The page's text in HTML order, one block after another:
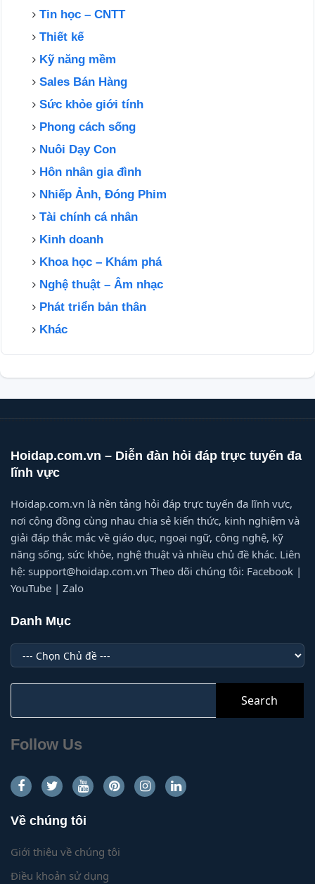
Tin học – CNTT
Thiết kế
Kỹ năng mềm
Sales Bán Hàng
Sức khỏe giới tính
Phong cách sống
Nuôi Dạy Con
Hôn nhân gia đình
Nhiếp Ảnh, Đóng Phim
Tài chính cá nhân
Kinh doanh
Khoa học – Khám phá
Nghệ thuật – Âm nhạc
Phát triển bản thân
Khác
Hoidap.com.vn – Diễn đàn hỏi đáp trực tuyến đa
lĩnh vực
Hoidap.com.vn là nền tảng hỏi đáp trực tuyến đa lĩnh vực,
nơi cộng đồng cùng nhau chia sẻ kiến thức, kinh nghiệm và
giải đáp thắc mắc về giáo dục, ngoại ngữ, công nghệ, kỹ
năng sống, sức khỏe, nghệ thuật và nhiều chủ đề khác. Liên
hệ: support@hoidap.com.vn Theo dõi chúng tôi: Facebook |
YouTube | Zalo
Danh Mục
Danh
Mục
Follow Us
Về chúng tôi
Giới thiệu về chúng tôi
Điều khoản sử dụng